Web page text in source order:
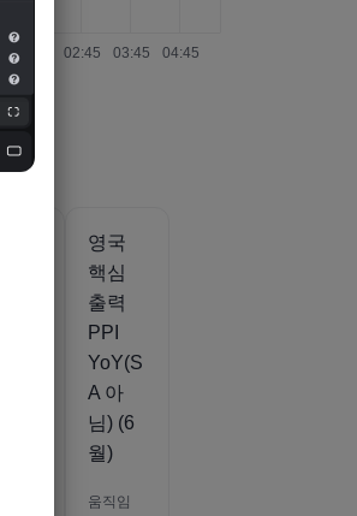
영국
핵심
출력
PPI
YoY(S
A 아
님) (6
월)
움직임